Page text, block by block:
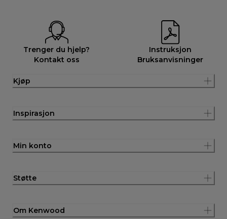
Trenger du hjelp?
Kontakt oss
Instruksjon
Bruksanvisninger
Kjøp
Inspirasjon
Min konto
Støtte
Om Kenwood